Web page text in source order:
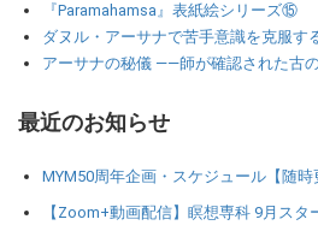
『Paramahamsa』表紙絵シリーズ⑮
ダヌル・アーサナで苦手意識を克服す
アーサナの秘儀 ――師が確認された古
最近のお知らせ
MYM50周年企画・スケジュール【随時
【Zoom+動画配信】瞑想専科 9月スタ